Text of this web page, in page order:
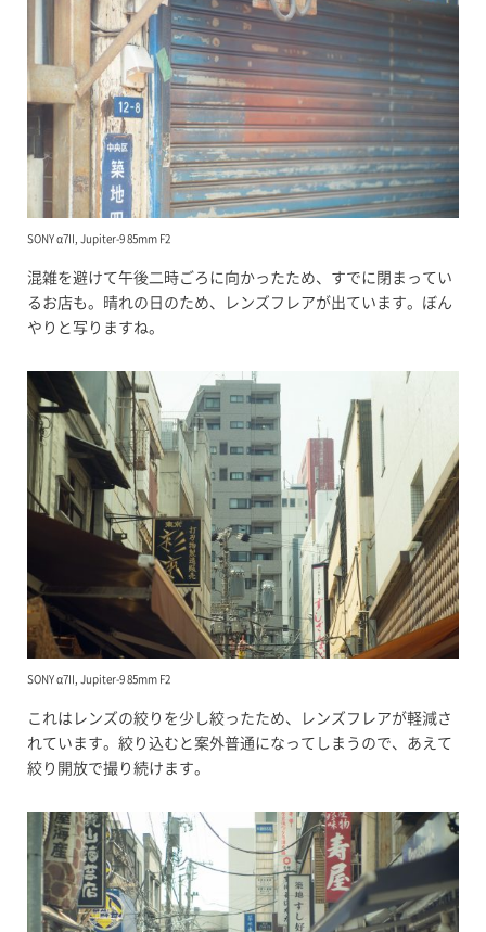
SONY α7II, Jupiter-9 85mm F2
混雑を避けて午後二時ごろに向かったため、すでに閉まってい
るお店も。晴れの日のため、レンズフレアが出ています。ぼん
やりと写りますね。
SONY α7II, Jupiter-9 85mm F2
これはレンズの絞りを少し絞ったため、レンズフレアが軽減さ
れています。絞り込むと案外普通になってしまうので、あえて
絞り開放で撮り続けます。